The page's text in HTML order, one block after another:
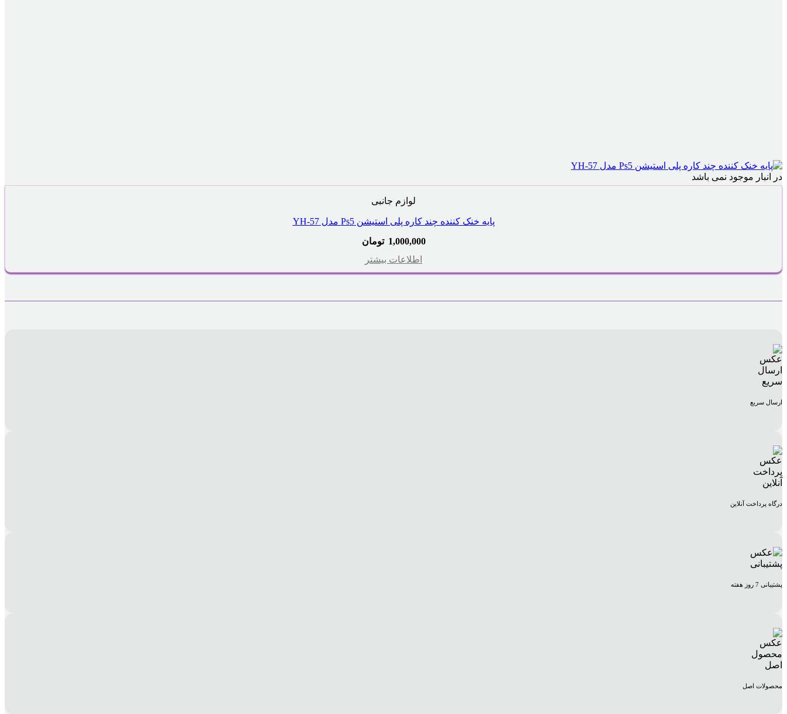
در انبار موجود نمی باشد
لوازم جانبی
پایه خنک کننده چند کاره پلی استیشن Ps5 مدل YH-57
1,000,000 تومان
اطلاعات بیشتر
ارسال سریع
درگاه پرداخت آنلاین
پشتیبانی 7 روز هفته
محصولات اصل